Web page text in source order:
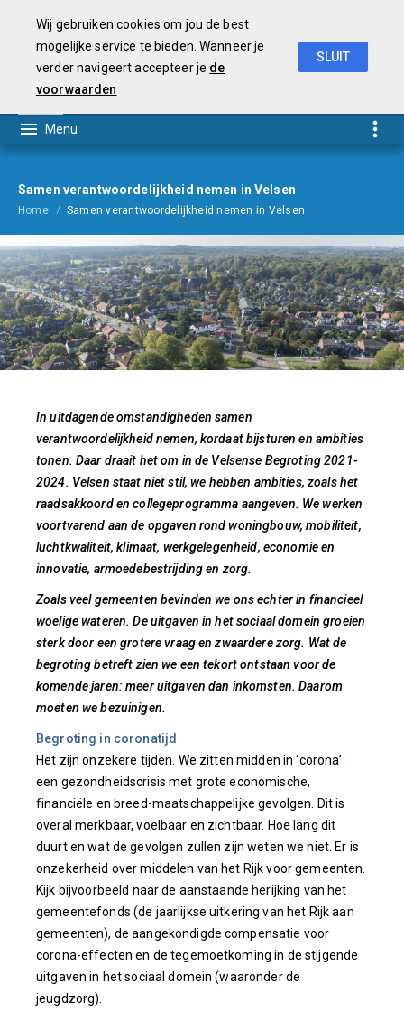
Samen verantwoordelijkheid nemen in Velsen
Home Samen verantwoordelijkheid nemen in Velsen
In uitdagende omstandigheden samen
verantwoordelijkheid nemen, kordaat bijsturen en ambities
tonen. Daar draait het om in de Velsense Begroting 2021-
2024. Velsen staat niet stil, we hebben ambities, zoals het
raadsakkoord en collegeprogramma aangeven. We werken
voortvarend aan de opgaven rond woningbouw, mobiliteit,
luchtkwaliteit, klimaat, werkgelegenheid, economie en
innovatie, armoedebestrijding en zorg.
Zoals veel gemeenten bevinden we ons echter in financieel
woelige wateren. De uitgaven in het sociaal domein groeien
sterk door een grotere vraag en zwaardere zorg. Wat de
begroting betreft zien we een tekort ontstaan voor de
komende jaren: meer uitgaven dan inkomsten. Daarom
moeten we bezuinigen.
Begroting in coronatijd
Het zijn onzekere tijden. We zitten midden in ‘corona’:
een gezondheidscrisis met grote economische,
financiële en breed-maatschappelijke gevolgen. Dit is
overal merkbaar, voelbaar en zichtbaar. Hoe lang dit
duurt en wat de gevolgen zullen zijn weten we niet. Er is
onzekerheid over middelen van het Rijk voor gemeenten.
Kijk bijvoorbeeld naar de aanstaande herijking van het
gemeentefonds (de jaarlijkse uitkering van het Rijk aan
gemeenten), de aangekondigde compensatie voor
corona-effecten en de tegemoetkoming in de stijgende
uitgaven in het sociaal domein (waaronder de
jeugdzorg).
Wij gebruiken cookies om jou de best
mogelijke service te bieden. Wanneer je
verder navigeert accepteer je de
voorwaarden
SLUIT